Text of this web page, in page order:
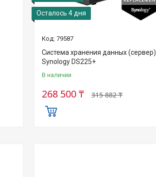
Осталось 4 дня
79587
Система хранения данных (сервер)
Synology DS225+
В наличии
315 882 ₸
268 500 ₸